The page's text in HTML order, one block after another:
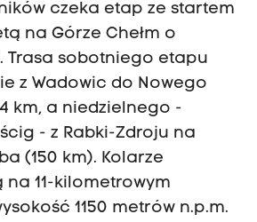
czeka etap ze startem
na Górze Chełm o
Trasa sobotniego etapu
z Wadowic do Nowego
km, a niedzielnego -
- z Rabki-Zdroju na
(150 km). Kolarze
11-kilometrowym
1150 metrów n.p.m.